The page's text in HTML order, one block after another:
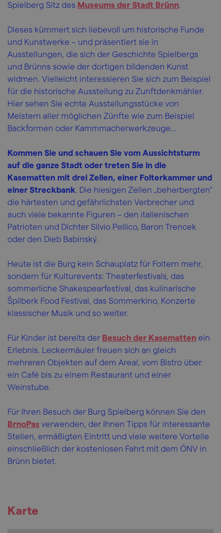
Spielberg Sitz des Museums der Stadt Brünn.
Dieses kümmert sich liebevoll um historische Funde
und Kunstwerke – und präsentiert sie in
Ausstellungen, die sich der Geschichte Spielbergs
und Brünns sowie der dortigen bildenden Kunst
widmen. Vielleicht interessieren Sie sich zum Beispiel
für die historische Ausstellung zu Zunftdenkmähler.
Hier sehen Sie echte Ausstellungsstücke von
Meistern aller möglichen Zünfte wie zum Beispiel
Backformen oder Kammmacherwerkzeuge...
Kommen Sie und schauen Sie vom Aussichtsturm
auf die ganze Stadt oder treten Sie in die
Kasematten mit drei Zellen, einer Folterkammer und
einer Streckbank. Die hiesigen Zellen „beherbergten“
die härtesten und gefährlichsten Verbrecher und
auch viele bekannte Figuren – den italienischen
Patrioten und Dichter Silvio Pellico, Baron Trencek
oder den Dieb Babinský.
Heute ist die Burg kein Schauplatz für Foltern mehr,
sondern für Kulturevents: Theaterfestivals, das
sommerliche Shakespearfestival, das kulinarische
Špilberk Food Festival, das Sommerkino, Konzerte
klassischer Musik und so weiter.
Für Kinder ist bereits der Besuch der Kasematten ein
Erlebnis. Leckermäuler freuen sich an gleich
mehreren Objekten auf dem Areal, vom Bistro über
ein Café bis zu einem Restaurant und einer
Weinstube.
Für Ihren Besuch der Burg Spielberg können Sie den
BrnoPas verwenden, der Ihnen Tipps für interessante
Stellen, ermäßigten Eintritt und viele weitere Vorteile
einschließlich der kostenlosen Fahrt mit dem ÖNV in
Brünn bietet.
Karte